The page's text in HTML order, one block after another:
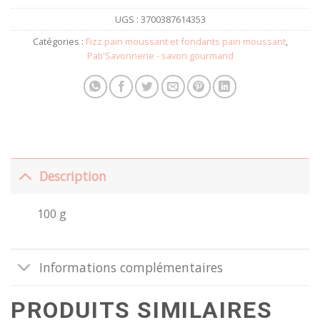
UGS : 3700387614353
Catégories : Fizz pain moussant et fondants pain moussant,
Pati'Savonnerie - savon gourmand
Description
100 g
Informations complémentaires
PRODUITS SIMILAIRES